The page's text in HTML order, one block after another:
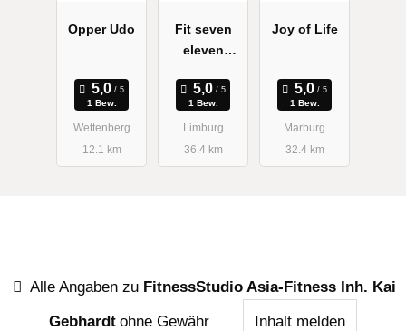
Opper Udo
1 Bew.
Wettenberg
12.1 km
Fit seven
eleven
GmbH & Co.
KG
1 Bew.
Limburg
36.4 km
Joy of Life
1 Bew.
Marburg
32.4 km
Alle Angaben zu FitnessStudio Asia-Fitness Inh. Kai
Gebhardt ohne Gewähr Inhalt melden